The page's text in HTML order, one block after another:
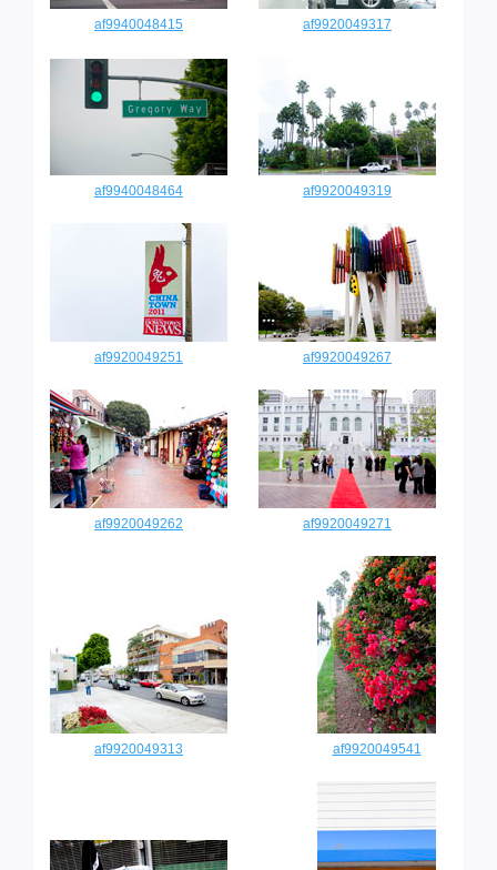
af9940048415 af9920049317
af9940048464 af9920049319
af9920049251 af9920049267
af9920049262 af9920049271
af9920049313 af9920049541